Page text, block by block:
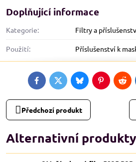
Doplňující informace
Kategorie: Filtry a
Použití: Příslušenství k
FacebookTwitterBlueskyPinterest
Předchozí produkt
Alternativní produkty